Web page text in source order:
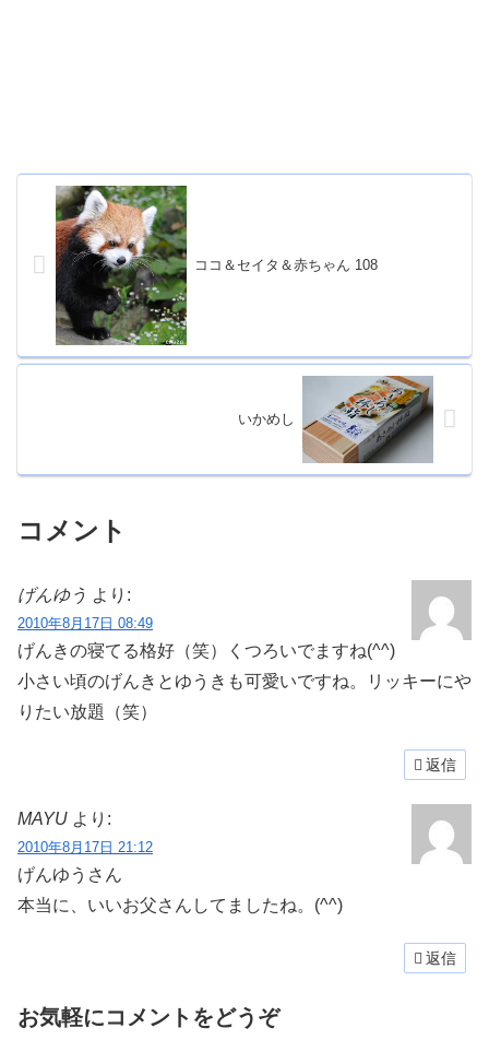
ココ＆セイタ＆赤ちゃん 108
いかめし
コメント
げんゆう より:
2010年8月17日 08:49
げんきの寝てる格好（笑）くつろいでますね(^^)
小さい頃のげんきとゆうきも可愛いですね。リッキーにや
りたい放題（笑）
返信
MAYU より:
2010年8月17日 21:12
げんゆうさん
本当に、いいお父さんしてましたね。(^^)
返信
お気軽にコメントをどうぞ